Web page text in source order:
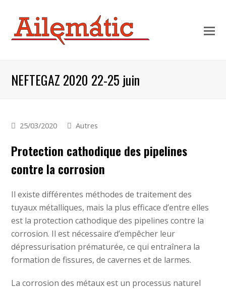
NEFTEGAZ 2020 22-25 juin
25/03/2020 Autres
Protection cathodique des pipelines
contre la corrosion
Il existe différentes méthodes de traitement des
tuyaux métalliques, mais la plus efficace d’entre elles
est la protection cathodique des pipelines contre la
corrosion. Il est nécessaire d’empêcher leur
dépressurisation prématurée, ce qui entraînera la
formation de fissures, de cavernes et de larmes.
La corrosion des métaux est un processus naturel